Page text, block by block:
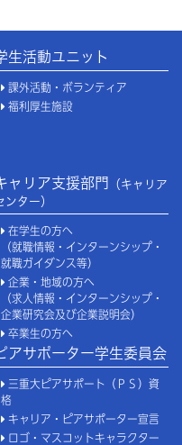
生活動ユニット
課外活動・ボランティア
福利厚生施設
ャリア支援部門
（キャリア
ンター）
在学生の方へ
（就職情報・インターンシップ・
就職ガイダンス等）
企業・地域の方へ
（求人情報・インターンシップ・
企業研究会及び企業説明会）
卒業生の方へ
アサポーター学生委員会
三重大ピアサポート（ＰＳ）資
格
キャリア・ピアサポーター宣言
ロゴ・マスコットキャラクター